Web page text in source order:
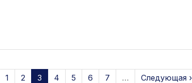
1 2 3 4 5 6 7 … Следующая ›